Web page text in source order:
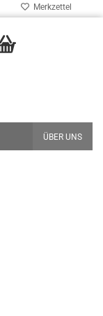
Merkzettel
ÜBER UNS